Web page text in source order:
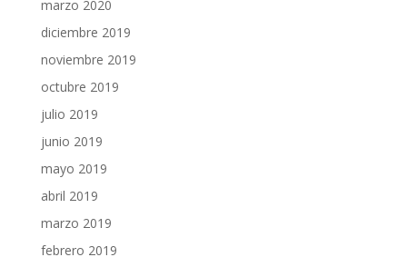
marzo 2020
diciembre 2019
noviembre 2019
octubre 2019
julio 2019
junio 2019
mayo 2019
abril 2019
marzo 2019
febrero 2019